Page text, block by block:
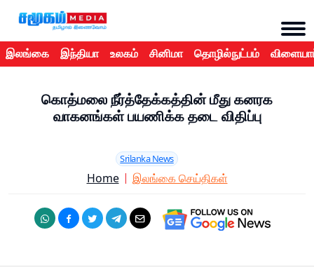
இலங்கை இந்தியா உலகம் சினிமா தொழில்நுட்பம்
கொத்மலை நீர்த்தேக்கத்தின் மீது கனரக
வாகனங்கள் பயணிக்க தடை விதிப்பு
Srilanka News
Home இலங்கை செய்திகள்